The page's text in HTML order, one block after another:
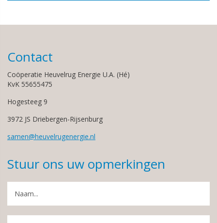
Contact
Coöperatie Heuvelrug Energie U.A. (Hé)
KvK 55655475
Hogesteeg 9
3972 JS Driebergen-Rijsenburg
samen@heuvelrugenergie.nl
Stuur ons uw opmerkingen